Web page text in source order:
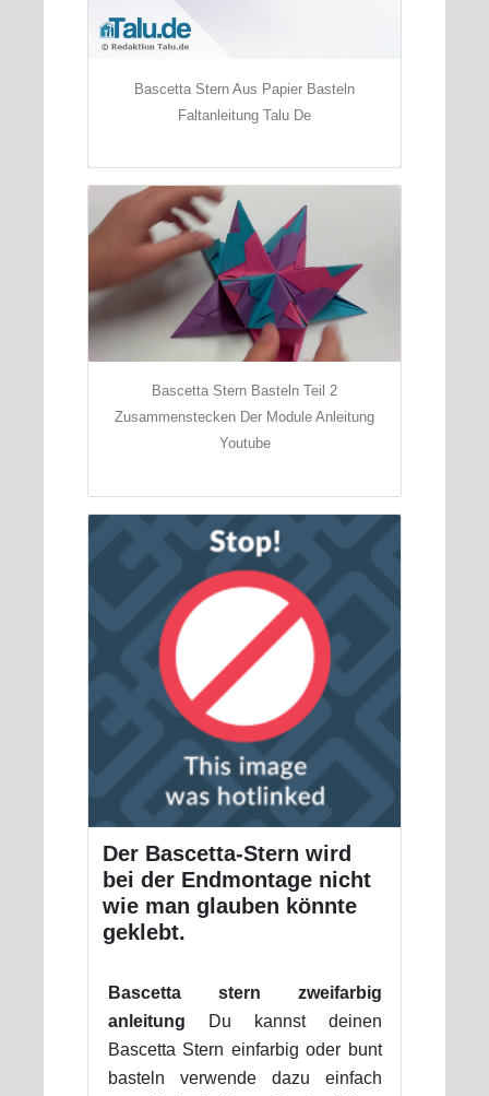
Bascetta Stern Aus Papier Basteln
Faltanleitung Talu De
Bascetta Stern Basteln Teil 2
Zusammenstecken Der Module Anleitung
Youtube
Der Bascetta-Stern wird
bei der Endmontage nicht
wie man glauben könnte
geklebt.
Bascetta stern zweifarbig
anleitung Du kannst deinen
Bascetta Stern einfarbig oder bunt
basteln verwende dazu einfach